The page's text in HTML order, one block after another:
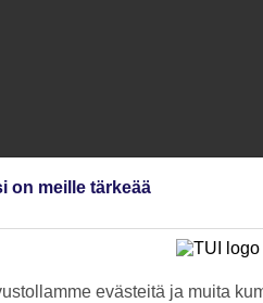
on meille tärkeää
evästeitä ja muita